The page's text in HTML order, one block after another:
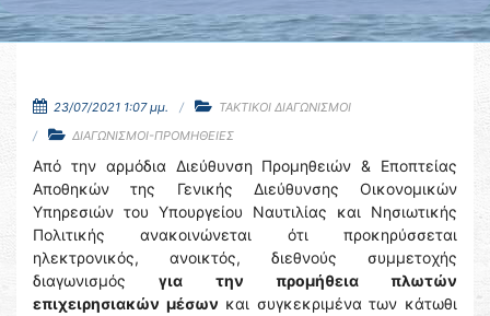
23/07/2021 1:07 μμ.
ΤΑΚΤΙΚΟΙ ΔΙΑΓΩΝΙΣΜΟΙ
ΔΙΑΓΩΝΙΣΜΟΙ-ΠΡΟΜΗΘΕΙΕΣ
Από την αρμόδια Διεύθυνση Προμηθειών & Εποπτείας
Αποθηκών της Γενικής Διεύθυνσης Οικονομικών
Υπηρεσιών του Υπουργείου Ναυτιλίας και Νησιωτικής
Πολιτικής ανακοινώνεται ότι προκηρύσσεται
ηλεκτρονικός, ανοικτός, διεθνούς συμμετοχής
διαγωνισμόςγια την προμήθεια πλωτών
επιχειρησιακών μέσων και συγκεκριμένα των κάτωθι